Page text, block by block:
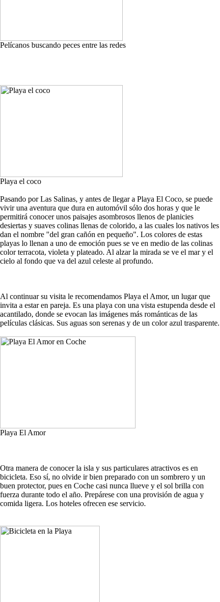
Pelícanos buscando peces entre las redes
Playa el coco
Pasando por Las Salinas, y antes de llegar a Playa El Coco, se puede
vivir una aventura que dura en automóvil sólo dos horas y que le
permitirá conocer unos paisajes asombrosos llenos de planicies
desiertas y suaves colinas llenas de colorido, a las cuales los nativos les
dan el nombre "del gran cañón en pequeño". Los colores de estas
playas lo llenan a uno de emoción pues se ve en medio de las colinas
color terracota, violeta y plateado. Al alzar la mirada se ve el mar y el
cielo al fondo que va del azul celeste al profundo.
Al continuar su visita le recomendamos Playa el Amor, un lugar que
invita a estar en pareja. Es una playa con una vista estupenda desde el
acantilado, donde se evocan las imágenes más románticas de las
películas clásicas. Sus aguas son serenas y de un color azul trasparente.
Playa El Amor
Otra manera de conocer la isla y sus particulares atractivos es en
bicicleta. Eso sí, no olvide ir bien preparado con un sombrero y un
buen protector, pues en Coche casi nunca llueve y el sol brilla con
fuerza durante todo el año. Prepárese con una provisión de agua y
comida ligera. Los hoteles ofrecen ese servicio.